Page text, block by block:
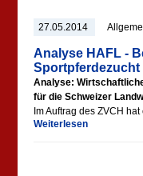
27.05.2014
Analyse HAFL -
Sportpferdezucht
Analyse:
für die Schweizer
Im Auftrag des ZVCH
Weiterlesen